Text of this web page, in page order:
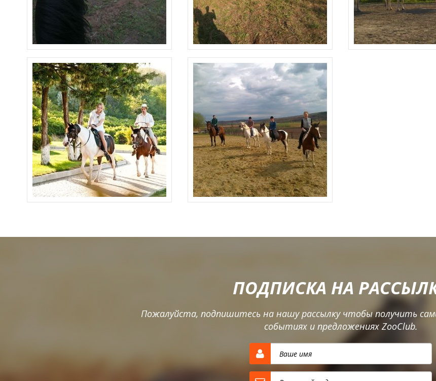
ПОДПИСКА НА
Пожалуйста, подпишитесь на нашу рассылку чтобы получить
событиях и предложениях ZooClub.